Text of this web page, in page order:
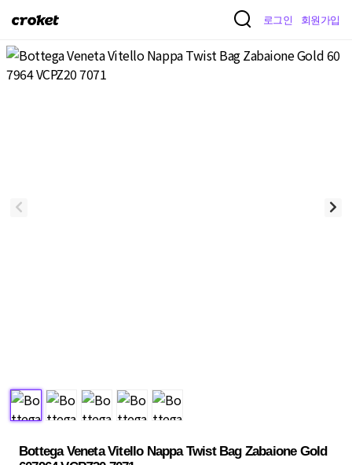
크
켓
로그인 회원가입
Bottega Veneta Vitello Nappa Twist Bag Zabaione Gold